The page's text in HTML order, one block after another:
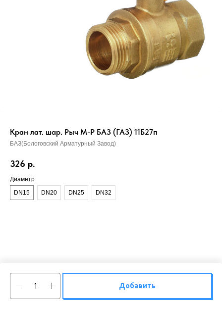
Кран лат. шар. Рыч М-Р БАЗ (ГАЗ) 11Б27п
БАЗ(Бологовский Арматурный Завод)
326 р.
Диаметр
DN15
DN20 DN25 DN32
Добавить